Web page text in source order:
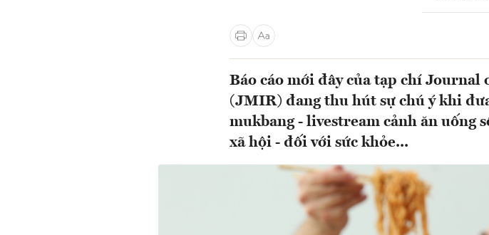
Báo cáo mới đây của tạp chí
(JMIR) đang thu hút sự chú ý khi
mukbang - livestream cảnh ăn uống
xã hội - đối với sức khỏe...